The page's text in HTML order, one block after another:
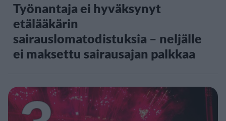
Työnantaja ei hyväksynyt
etälääkärin
sairauslomatodistuksia – neljälle
ei maksettu sairausajan palkkaa